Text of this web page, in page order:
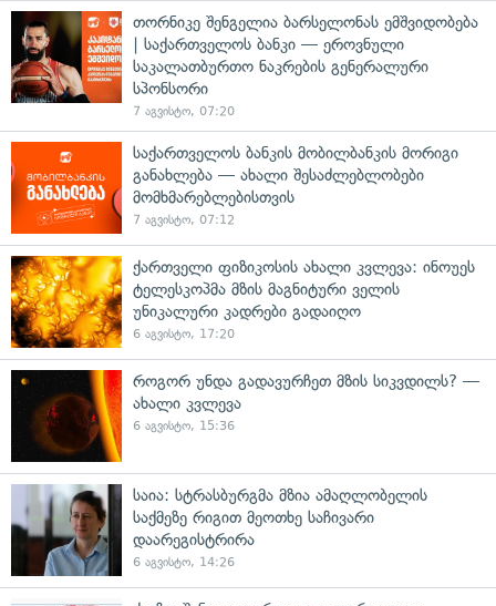
თორნიკე შენგელია ბარსელონას ემშვიდობება
| საქართველოს ბანკი — ეროვნული
საკალათბურთო ნაკრების გენერალური
სპონსორი
7 აგვისტო, 07:20
საქართველოს ბანკის მობილბანკის მორიგი
განახლება — ახალი შესაძლებლობები
მომხმარებლებისთვის
7 აგვისტო, 07:12
ქართველი ფიზიკოსის ახალი კვლევა: ინოუეს
ტელესკოპმა მზის მაგნიტური ველის
უნიკალური კადრები გადაიღო
6 აგვისტო, 17:20
როგორ უნდა გადავურჩეთ მზის სიკვდილს? —
ახალი კვლევა
6 აგვისტო, 15:36
საია: სტრასბურგმა მზია ამაღლობელის
საქმეზე რიგით მეოთხე საჩივარი
დაარეგისტრირა
6 აგვისტო, 14:26